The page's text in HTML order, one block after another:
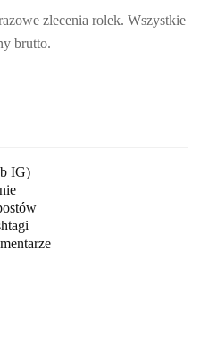
zlecenia rolek. Wszystkie
brutto.
IG)